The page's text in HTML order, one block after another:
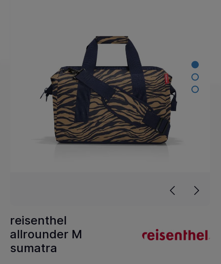
reisenthel
allrounder M
sumatra